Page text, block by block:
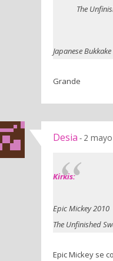
The
Japanese
Grande
Desia - 2
Kirkis:
Epic Mickey 2010
The Unfinished
Epic Mickey se